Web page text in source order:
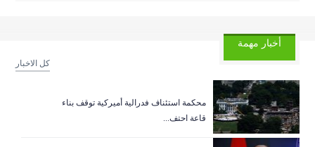
أخبار مهمة
كل الاخبار
‏محكمة استئناف فدرالية أميركية توقف بناء
قاعة احتف...